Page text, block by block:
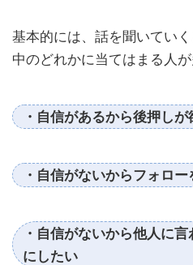
基本的には、話を聞いてい
中のどれかに当てはまる人が
・自信があるから後押しが
・自信がないからフォロ
・自信がないから他人に
にしたい